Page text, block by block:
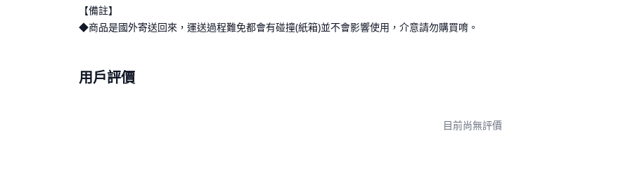
【備註】
◆商品是國外寄送回來，運送過程難免都會有碰撞(紙箱)並不會影響使用，介意請勿購買唷。
用戶評價
目前尚無評價